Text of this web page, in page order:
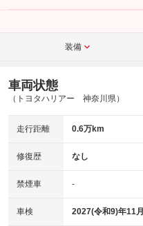
装備
車両状態
（トヨタハリアー 神奈川県）
走行距離 0.6万km
修復歴 なし
禁煙車 -
車検 2027(令和9)年11月